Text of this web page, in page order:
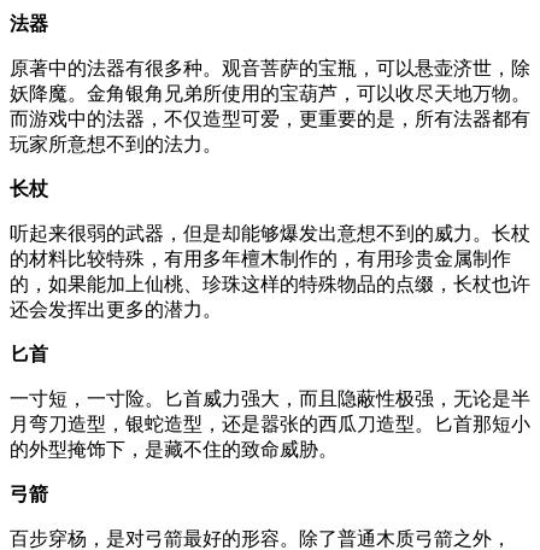
法器
原著中的法器有很多种。观音菩萨的宝瓶，可以悬壶济世，除
妖降魔。金角银角兄弟所使用的宝葫芦，可以收尽天地万物。
而游戏中的法器，不仅造型可爱，更重要的是，所有法器都有
玩家所意想不到的法力。
长杖
听起来很弱的武器，但是却能够爆发出意想不到的威力。长杖
的材料比较特殊，有用多年檀木制作的，有用珍贵金属制作
的，如果能加上仙桃、珍珠这样的特殊物品的点缀，长杖也许
还会发挥出更多的潜力。
匕首
一寸短，一寸险。匕首威力强大，而且隐蔽性极强，无论是半
月弯刀造型，银蛇造型，还是嚣张的西瓜刀造型。匕首那短小
的外型掩饰下，是藏不住的致命威胁。
弓箭
百步穿杨，是对弓箭最好的形容。除了普通木质弓箭之外，